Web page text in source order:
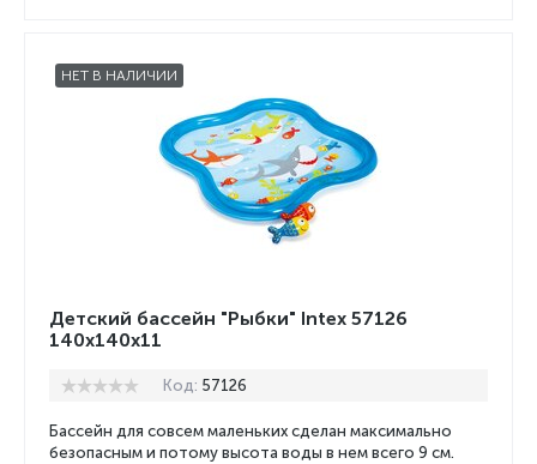
НЕТ В НАЛИЧИИ
Детский бассейн "Рыбки" Intex 57126
140x140x11
Код: 57126
Бассейн для совсем маленьких сделан максимально
безопасным и потому высота воды в нем всего 9 см.